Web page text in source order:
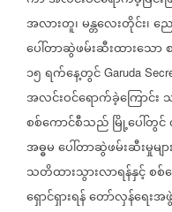
အလားတူ၊မန္တလေးတိုင်း၊ည
ပေါ်တာဆွဲဖမ်းဆီးထားသော
၁၅ရက်နေ့တွင် Garuda
အလင်းဝင်ရောက်ခဲ့ကြောင်း
စစ်ကောင်စီသည်မြို့ပေါ်တွင်
အဓ္ဓမပေါ်တာဆွဲဖမ်းဆီးမှုများ
သတိထားသွားလာရန်နှင့်စစ်
ရှောင်ရှားရန်တော်လှန်ရေးအ